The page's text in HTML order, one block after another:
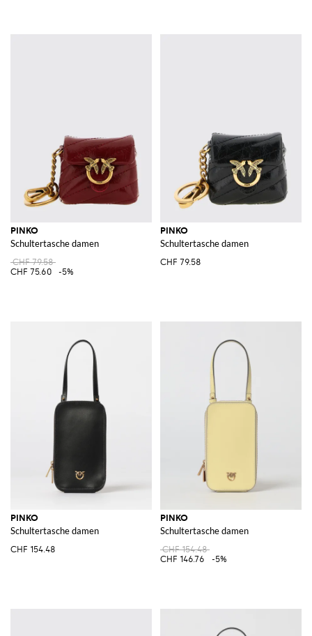
PINKO
Schultertasche damen
CHF 79.58
CHF 75.60
-5%
PINKO
Schultertasche damen
CHF 79.58
PINKO
Schultertasche damen
CHF 154.48
PINKO
Schultertasche damen
CHF 154.48
CHF 146.76
-5%